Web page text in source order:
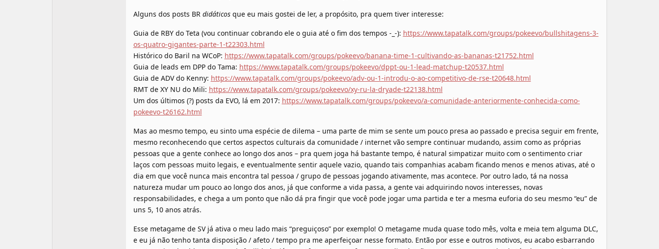
Alguns dos posts BR didáticosque eu mais gostei de ler, a propósito, pra quem tiver interesse:
Guia de RBY do Teta (vou continuar cobrando ele o guia até o fim dos tempos -_-): https://www.tapatalk.com/groups/pokeevo/bullshitagens-3-
os-quatro-gigantes-parte-1-t22303.html
Histórico do Baril na WCoP: https://www.tapatalk.com/groups/pokeevo/banana-time-1-cultivando-as-bananas-t21752.html
Guia de leads em DPP do Tama: https://www.tapatalk.com/groups/pokeevo/dppt-ou-1-lead-matchup-t20537.html
Guia de ADV do Kenny: https://www.tapatalk.com/groups/pokeevo/adv-ou-1-introdu-o-ao-competitivo-de-rse-t20648.html
RMT de XY NU do Mili: https://www.tapatalk.com/groups/pokeevo/xy-ru-la-dryade-t22138.html
Um dos últimos (?) posts da EVO, lá em 2017: https://www.tapatalk.com/groups/pokeevo/a-comunidade-anteriormente-conhecida-como-
pokeevo-t26162.html
Mas ao mesmo tempo, eu sinto uma espécie de dilema – uma parte de mim se sente um pouco presa ao passado e precisa seguir em frente,
mesmo reconhecendo que certos aspectos culturais da comunidade / internet vão sempre continuar mudando, assim como as próprias
pessoas que a gente conhece ao longo dos anos – pra quem joga há bastante tempo, é natural simpatizar muito com o sentimento criar
laços com pessoas muito legais, e eventualmente sentir aquele vazio, quando tais companhias acabam ficando menos e menos ativas, até o
dia em que você nunca mais encontra tal pessoa / grupo de pessoas jogando ativamente, mas acontece. Por outro lado, tá na nossa
natureza mudar um pouco ao longo dos anos, já que conforme a vida passa, a gente vai adquirindo novos interesses, novas
responsabilidades, e chega a um ponto que não dá pra fingir que você pode jogar uma partida e ter a mesma euforia do seu mesmo “eu” de
uns 5, 10 anos atrás.
Esse metagame de SV já ativa o meu lado mais “preguiçoso” por exemplo! O metagame muda quase todo mês, volta e meia tem alguma DLC,
e eu já não tenho tanta disposição / afeto / tempo pra me aperfeiçoar nesse formato. Então por esse e outros motivos, eu acabo esbarrando